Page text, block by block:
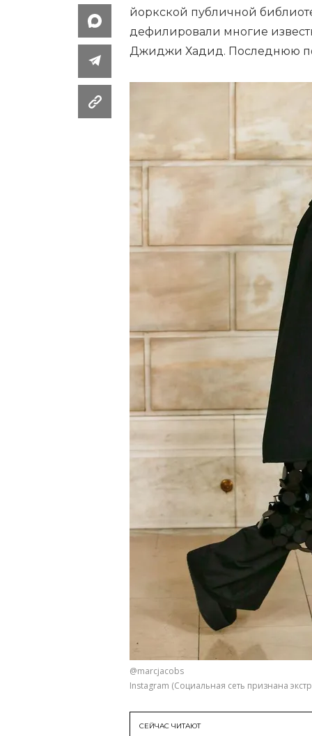
йоркской публичной
дефилировали многие
Джиджи Хадид. Последнюю
@marcjacobs
Instagram (Социальная сеть признана
СЕЙЧАС ЧИТАЮТ